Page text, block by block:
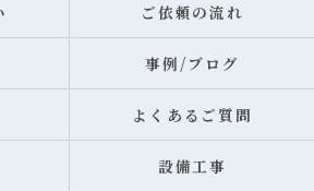
ご依頼の流れ
事例/ブログ
よくあるご質問
設備工事